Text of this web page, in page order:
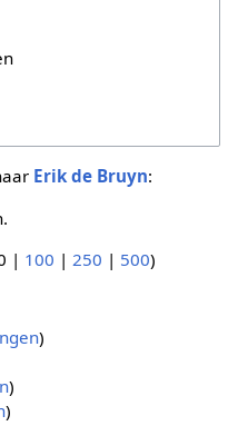
Erik de Bruyn:
| 100 | 250 | 500)
)
)
)